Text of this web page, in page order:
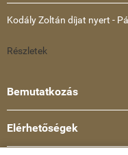
Kodály Zoltán díjat nyert -
Részletek
Bemutatkozás
Elérhetőségek